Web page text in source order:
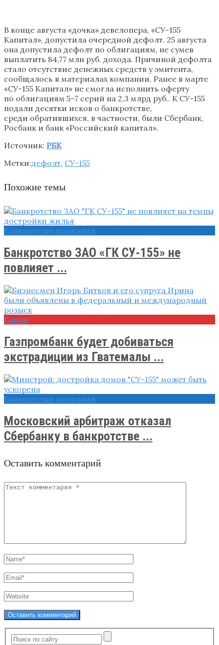
В конце августа «дочка» девелопера, «СУ-155
Капитал», допустила очередной дефолт. 25 августа
она допустила дефолт по облигациям, не сумев
выплатить 84,77 млн руб. дохода. Причиной дефолта
стало отсутствие денежных средств у эмитента,
сообщалось в материалах компании. Ранее в марте
«СУ-155 Капитал» не смогла исполнить оферту
по облигациям 5–7 серий на 2,3 млрд руб.. К СУ-155
подали десятки исков о банкротстве,
среди обратившихся, в частности, были Сбербанк,
Росбанк и банк «Российский капитал».
Источник: РБК
Метки:дефолт, СУ-155
Похожие темы
Банкротство компаний
Банкротство ЗАО «ГК СУ-155» не
повлияет ...
Банки
Газпромбанк будет добиваться
экстрадиции из Гватемалы ...
Банкротство компаний
Московский арбитраж отказал
Сбербанку в банкротстве ...
Оставить комментарий